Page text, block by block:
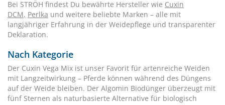
Bei STRÖH findest Du bewährte Hersteller wie Cuxin
DCM, Perlka und weitere beliebte Marken – alle mit
langjähriger Erfahrung in der Weidepflege und transparenter
Deklaration.
Nach Kategorie
Der Cuxin Vega Mix ist unser Favorit für artenreiche Weiden
mit Langzeitwirkung – Pferde können während des Düngens
auf der Weide bleiben. Der Algomin Biodünger überzeugt mit
fünf Sternen als naturbasierte Alternative für biologisch